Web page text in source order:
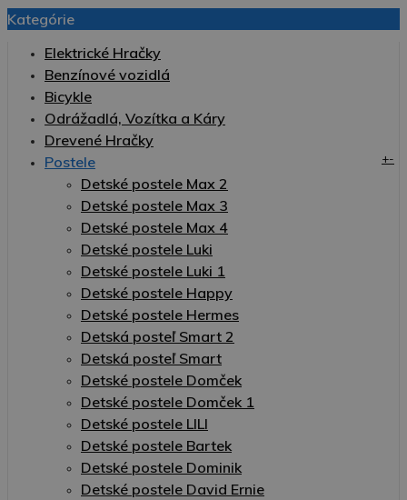
Kategórie
Elektrické Hračky
Benzínové vozidlá
Bicykle
Odrážadlá, Vozítka a Káry
Drevené Hračky
Postele
+-
Detské postele Max 2
Detské postele Max 3
Detské postele Max 4
Detské postele Luki
Detské postele Luki 1
Detské postele Happy
Detské postele Hermes
Detská posteľ Smart 2
Detská posteľ Smart
Detské postele Domček
Detské postele Domček 1
Detské postele LILI
Detské postele Bartek
Detské postele Dominik
Detské postele David Ernie